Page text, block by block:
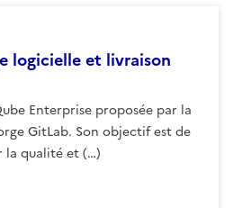
logicielle et livraison
Enterprise proposée par la
GitLab. Son objectif est de
la qualité et (…)